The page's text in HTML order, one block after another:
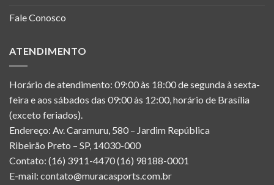
Fale Conosco
ATENDIMENTO
Horário de atendimento: 09:00 às 18:00 de segunda à sexta-
feira e aos sábados das 09:00 às 12:00, horário de Brasília
(exceto feriados).
Endereço: Av. Caramuru, 580 – Jardim República
Ribeirão Preto – SP, 14030-000
Contato: (16) 3911-4470 (16) 98188-0001
E-mail: contato@muracasports.com.br